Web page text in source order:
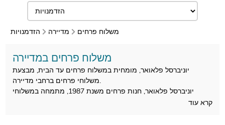
משלוח פרחים מדיירה הזדמנויות
משלוח פרחים במדיירה
יוניברסל פלאואר, מומחית במשלוח פרחים עד הבית, מבצעת
משלוחי פרחים ברחבי מדיירה.
יוניברסל פלאואר, חנות פרחים משנת 1987, מתמחה במשלוחי
קרא עוד